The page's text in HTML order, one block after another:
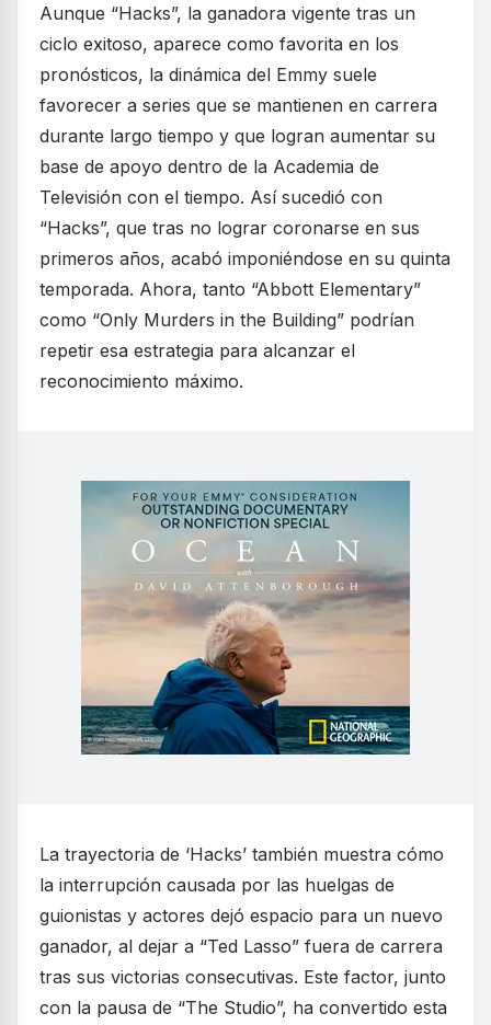
Aunque “Hacks”, la ganadora vigente tras un
ciclo exitoso, aparece como favorita en los
pronósticos, la dinámica del Emmy suele
favorecer a series que se mantienen en carrera
durante largo tiempo y que logran aumentar su
base de apoyo dentro de la Academia de
Televisión con el tiempo. Así sucedió con
“Hacks”, que tras no lograr coronarse en sus
primeros años, acabó imponiéndose en su quinta
temporada. Ahora, tanto “Abbott Elementary”
como “Only Murders in the Building” podrían
repetir esa estrategia para alcanzar el
reconocimiento máximo.
La trayectoria de ‘Hacks’ también muestra cómo
la interrupción causada por las huelgas de
guionistas y actores dejó espacio para un nuevo
ganador, al dejar a “Ted Lasso” fuera de carrera
tras sus victorias consecutivas. Este factor, junto
con la pausa de “The Studio”, ha convertido esta